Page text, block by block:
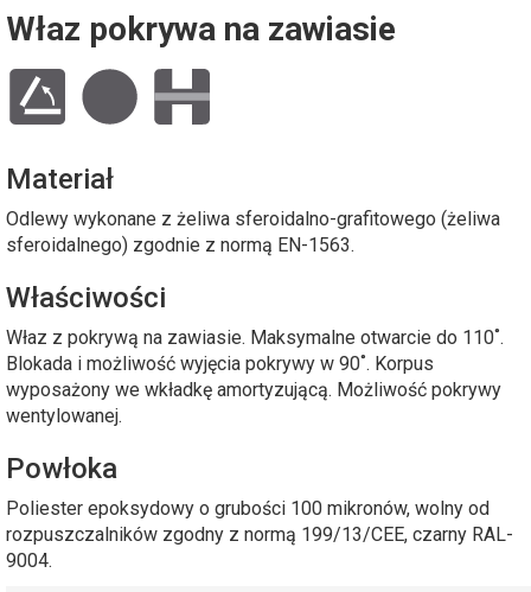
Właz pokrywa na zawiasie
Materiał
Odlewy wykonane z żeliwa sferoidalno-grafitowego (żeliwa
sferoidalnego) zgodnie z normą EN-1563.
Właściwości
Właz z pokrywą na zawiasie. Maksymalne otwarcie do 110˚.
Blokada i możliwość wyjęcia pokrywy w 90˚. Korpus
wyposażony we wkładkę amortyzującą. Możliwość pokrywy
wentylowanej.
Powłoka
Poliester epoksydowy o grubości 100 mikronów, wolny od
rozpuszczalników zgodny z normą 199/13/CEE, czarny RAL-
9004.